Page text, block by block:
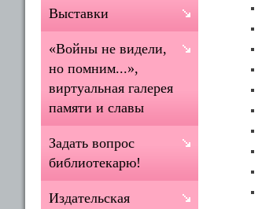
Выставки
«Войны не видели,
но помним...»,
виртуальная галерея
памяти и славы
Задать вопрос
библиотекарю!
Издательская